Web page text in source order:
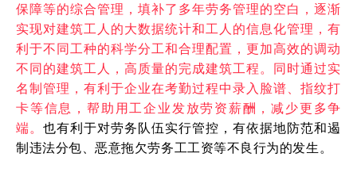
保障等的综合管理，填补了多年劳务管理的空白，逐渐
实现对建筑工人的大数据统计和工人的信息化管理，有
利于不同工种的科学分工和合理配置，更加高效的调动
不同的建筑工人，高质量的完成建筑工程。同时通过实
名制管理，有利于企业在考勤过程中录入脸谱、指纹打
卡等信息，帮助用工企业发放劳资薪酬，减少更多争
端。也有利于对劳务队伍实行管控，有依据地防范和遏
制违法分包、恶意拖欠劳务工工资等不良行为的发生。